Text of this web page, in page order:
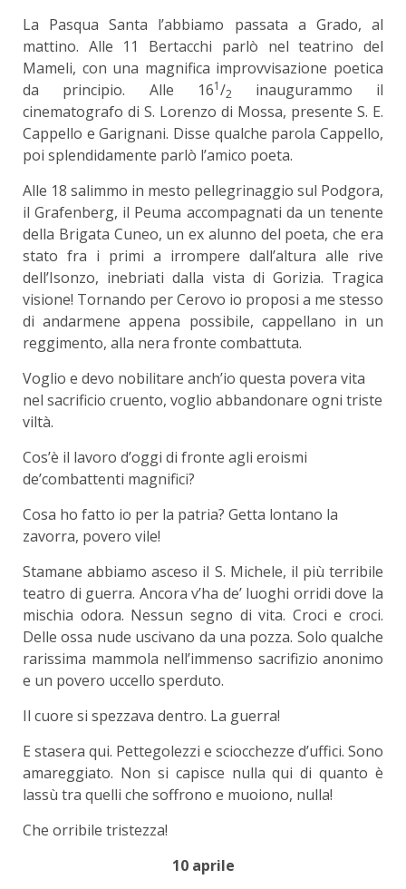
La Pasqua Santa l’abbiamo passata a Grado, al
mattino. Alle 11 Bertacchi parlò nel teatrino del
Mameli, con una magnifica improvvisazione poetica
da principio. Alle 161/2 inaugurammo il
cinematografo di S. Lorenzo di Mossa, presente S. E.
Cappello e Garignani. Disse qualche parola Cappello,
poi splendidamente parlò l’amico poeta.
Alle 18 salimmo in mesto pellegrinaggio sul Podgora,
il Grafenberg, il Peuma accompagnati da un tenente
della Brigata Cuneo, un ex alunno del poeta, che era
stato fra i primi a irrompere dall’altura alle rive
dell’Isonzo, inebriati dalla vista di Gorizia. Tragica
visione! Tornando per Cerovo io proposi a me stesso
di andarmene appena possibile, cappellano in un
reggimento, alla nera fronte combattuta.
Voglio e devo nobilitare anch’io questa povera vita
nel sacrificio cruento, voglio abbandonare ogni triste
viltà.
Cos’è il lavoro d’oggi di fronte agli eroismi
de’combattenti magnifici?
Cosa ho fatto io per la patria? Getta lontano la
zavorra, povero vile!
Stamane abbiamo asceso il S. Michele, il più terribile
teatro di guerra. Ancora v’ha de’ luoghi orridi dove la
mischia odora. Nessun segno di vita. Croci e croci.
Delle ossa nude uscivano da una pozza. Solo qualche
rarissima mammola nell’immenso sacrifizio anonimo
e un povero uccello sperduto.
Il cuore si spezzava dentro. La guerra!
E stasera qui. Pettegolezzi e sciocchezze d’uffici. Sono
amareggiato. Non si capisce nulla qui di quanto è
lassù tra quelli che soffrono e muoiono, nulla!
Che orribile tristezza!
10 aprile